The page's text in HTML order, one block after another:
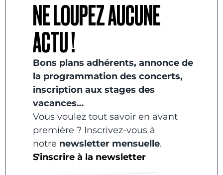
NE LOUPEZ AUCUNE
ACTU !
Bons plans adhérents, annonce de
la programmation des concerts,
inscription aux stages des
vacances…
Vous voulez tout savoir en avant
première ? Inscrivez-vous à
notre newsletter mensuelle.
S'inscrire à la newsletter